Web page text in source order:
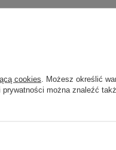
cookies . Możesz określić
można znaleźć